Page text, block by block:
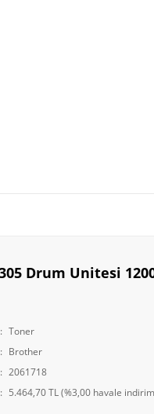
Drum Unitesi
Toner
Brother
2061718
5.464,70 TL (%3,00 havale